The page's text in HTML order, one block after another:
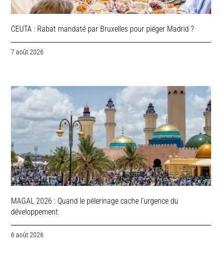
CEUTA : Rabat mandaté par Bruxelles pour piéger Madrid ?
7 août 2026
MAGAL 2026 : Quand le pèlerinage cache l’urgence du
développement.
6 août 2026